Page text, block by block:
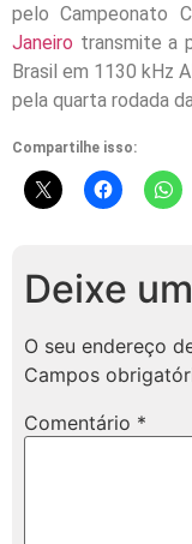
pelo Campeonato
Janeiro transmite a
Brasil em 1130 kHz
pela quarta rodada
Compartilhe isso:
Deixe
O seu endereço
Campos
Comentário *